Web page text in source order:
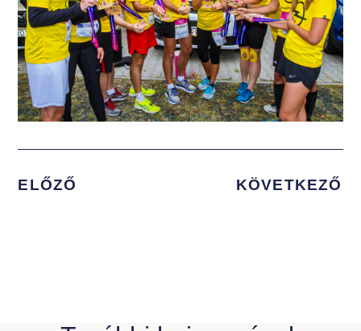
ELŐZŐ KÖVETKEZŐ